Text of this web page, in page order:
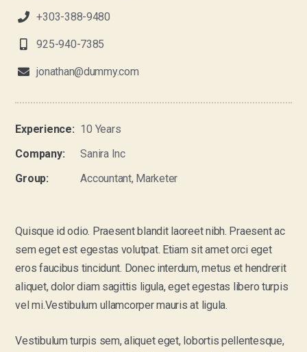
+303-388-9480
925-940-7385
jonathan@dummy.com
Experience: 10 Years
Company:
Sanira Inc
Group:
Accountant, Marketer
Quisque id odio. Praesent blandit laoreet nibh. Praesent ac
sem eget est egestas volutpat. Etiam sit amet orci eget
eros faucibus tincidunt. Donec interdum, metus et hendrerit
aliquet, dolor diam sagittis ligula, eget egestas libero turpis
vel mi.Vestibulum ullamcorper mauris at ligula.
Vestibulum turpis sem, aliquet eget, lobortis pellentesque,